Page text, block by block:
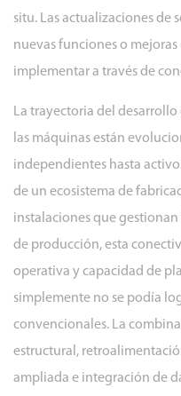
situ. Las actualizaciones de
nuevas funciones o
implementar a través de
La trayectoria del
las máquinas están
independientes hasta
de un ecosistema de
instalaciones que
de producción, esta
operativa y capacidad de
simplemente no se podía
convencionales. La
estructural,
ampliada e integración de